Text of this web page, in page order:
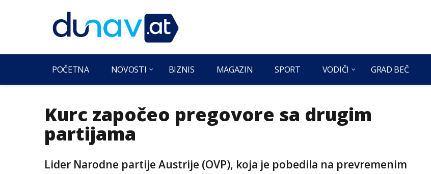
POČETNA NOVOSTI BIZNIS MAGAZIN SPORT VODIČI GRAD BEČ
Kurc započeo pregovore sa drugim
partijama
Lider Narodne partije Austrije (OVP), koja je pobedila na prevremenim